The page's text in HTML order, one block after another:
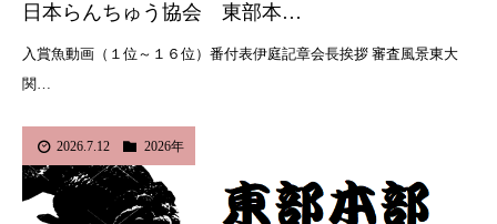
日本らんちゅう協会 東部本…
入賞魚動画（１位～１６位）番付表伊庭記章会長挨拶 審査風景東大
関…
2026.7.12 2026年